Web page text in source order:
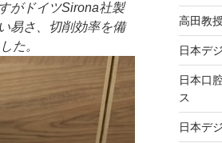
がドイツSirona社製
易さ、切削効率を備
た。
高田教
日本デ
日本口
ス
日本デ